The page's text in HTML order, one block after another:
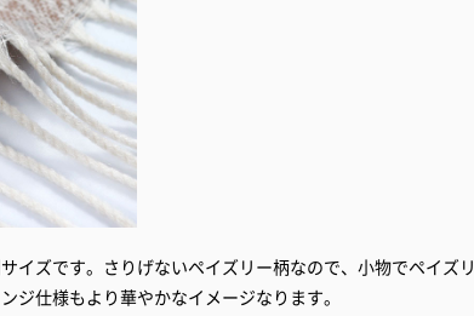
イズです。さりげないペイズリー柄なので、小物でペイズリ
ジ仕様もより華やかなイメージなります。